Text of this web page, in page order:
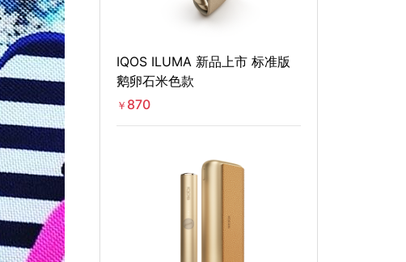
IQOS ILUMA 新品上市 标准版
鹅卵石米色款
￥ 870